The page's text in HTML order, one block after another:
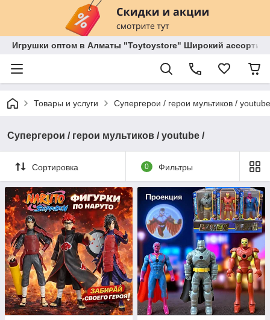
Игрушки оптом в Алматы "Toytoystore" Широкий
Товары и услуги Супергерои / герои мультиков /
Супергерои / герои мультиков / youtube /
Сортировка 0 Фильтры